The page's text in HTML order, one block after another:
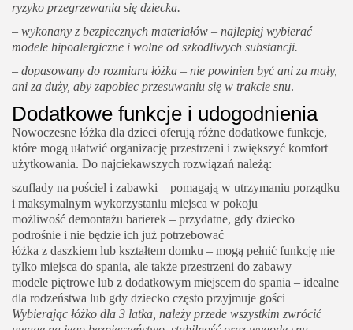
ryzyko przegrzewania się dziecka.
– wykonany z bezpiecznych materiałów – najlepiej wybierać
modele hipoalergiczne i wolne od szkodliwych substancji.
– dopasowany do rozmiaru łóżka – nie powinien być ani za mały,
ani za duży, aby zapobiec przesuwaniu się w trakcie snu.
Dodatkowe funkcje i udogodnienia
Nowoczesne łóżka dla dzieci oferują różne dodatkowe funkcje,
które mogą ułatwić organizację przestrzeni i zwiększyć komfort
użytkowania. Do najciekawszych rozwiązań należą:
szuflady na pościel i zabawki – pomagają w utrzymaniu porządku
i maksymalnym wykorzystaniu miejsca w pokoju
możliwość demontażu barierek – przydatne, gdy dziecko
podrośnie i nie będzie ich już potrzebować
łóżka z daszkiem lub kształtem domku – mogą pełnić funkcję nie
tylko miejsca do spania, ale także przestrzeni do zabawy
modele piętrowe lub z dodatkowym miejscem do spania – idealne
dla rodzeństwa lub gdy dziecko często przyjmuje gości
Wybierając łóżko dla 3 latka , należy przede wszystkim zwrócić